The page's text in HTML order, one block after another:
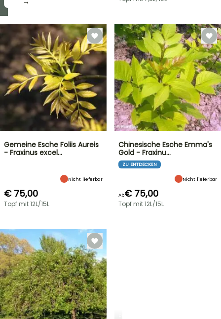
Gemeine Esche Foliis Aureis
- Fraxinus excel…
Nicht lieferbar
€ 75,00
Topf mit 12L/15L
Chinesische Esche Emma's
Gold - Fraxinu…
ZU ENTDECKEN
Nicht lieferbar
Ab€ 75,00
Topf mit 12L/15L